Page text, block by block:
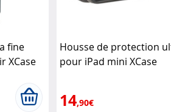
fine
XCase
Housse de protection
pour iPad mini XCase
14,90€